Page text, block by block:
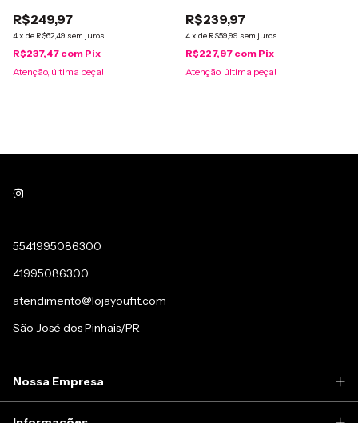
R$249,97
4x de R$62,49 sem juros
R$237,47 com Pix
Atenção, última peça!
R$239,97
4x de R$59,99 sem juros
R$227,97 com Pix
Atenção, última peça!
5541995086300
41995086300
atendimento@lojayoufit.com
São José dos Pinhais/PR
Nossa Empresa